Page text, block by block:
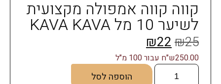
קווה קווה אמפולה מקצועית
לשיער 10 מל KAVA KAVA
₪25
₪22
250.00ש"ח עבור 100 מ"ל
הוספה לסל